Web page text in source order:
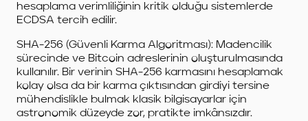
hesaplama verimliliğinin kritik olduğu sistemlerde
ECDSA tercih edilir.
SHA-256 (Güvenli Karma Algoritması): Madencilik
sürecinde ve Bitcoin adreslerinin oluşturulmasında
kullanılır. Bir verinin SHA-256 karmasını hesaplamak
kolay olsa da bir karma çıktısından girdiyi tersine
mühendislikle bulmak klasik bilgisayarlar için
astronomik düzeyde zor, pratikte imkânsızdır.